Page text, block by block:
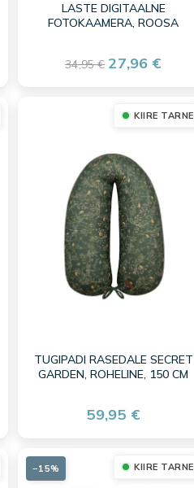
LASTE DIGITAALNE
FOTOKAAMERA, ROOSA
34,95 € 27,96 €
KIIRE TARNE
TUGIPADI RASEDALE SECRET
GARDEN, ROHELINE, 150 CM
59,95 €
KIIRE TARNE
−15%